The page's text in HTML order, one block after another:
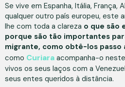
Se vive em Espanha, Itália, França,
qualquer outro país europeu, este
lhe com toda a clareza o que são
porque são tão importantes
migrante, como obtê-los passo
como Curiara acompanha-o
vivos os seus laços com a
seus entes queridos à distância.